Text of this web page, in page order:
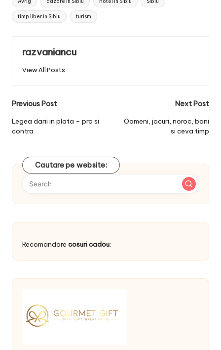
timp liber in Sibiu turism
razvaniancu
View All Posts
Post
navigation
Previous Post
Legea darii in plata – pro si
contra
Next Post
Oameni, jocuri, noroc, bani
si ceva timp
Cautare pe website:
Recomandare cosuri cadou: